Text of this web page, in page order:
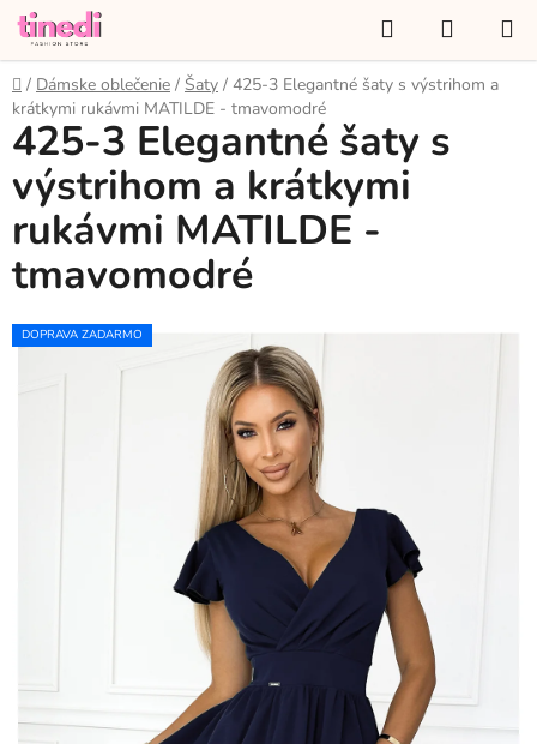
Prejsť
obsah
Hľadať
KOŠÍK
Domov
/ Dámske oblečenie / Šaty / 425-3 Elegantné šaty s výstrihom a
krátkymi rukávmi MATILDE - tmavomodré
425-3 Elegantné šaty s
výstrihom a krátkymi
rukávmi MATILDE -
tmavomodré
DOPRAVA ZADARMO